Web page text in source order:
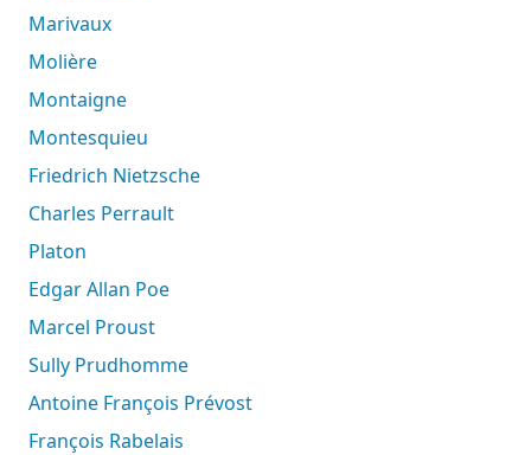
Marivaux
Molière
Montaigne
Montesquieu
Friedrich Nietzsche
Charles Perrault
Platon
Edgar Allan Poe
Marcel Proust
Sully Prudhomme
Antoine François Prévost
François Rabelais